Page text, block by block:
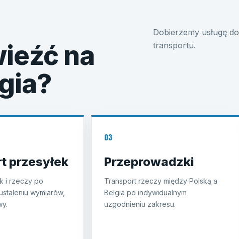
na
Dobierzemy usługę
transportu.
przesyłek
i rzeczy po
wymiarów,
03
Przeprowadzki
Transport rzeczy między Polską a
Belgia po indywidualnym
uzgodnieniu zakresu.